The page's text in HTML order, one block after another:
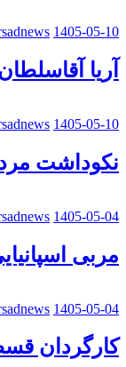
1405-05-10
آریا
1405-05-10
نکوداشت
1405-05-04
مربی
1405-05-04
کارگردان